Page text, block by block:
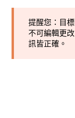
提醒您：目
不可編輯更
訊皆正確。